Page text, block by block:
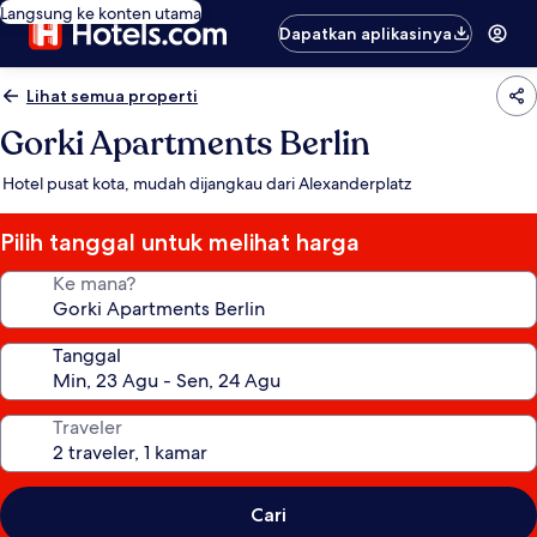
Langsung ke konten utama
Dapatkan aplikasinya
Lihat semua properti
Gorki Apartments Berlin
Hotel pusat kota, mudah dijangkau dari Alexanderplatz
Pilih tanggal untuk melihat harga
Ke mana?
Tanggal
Traveler
Cari